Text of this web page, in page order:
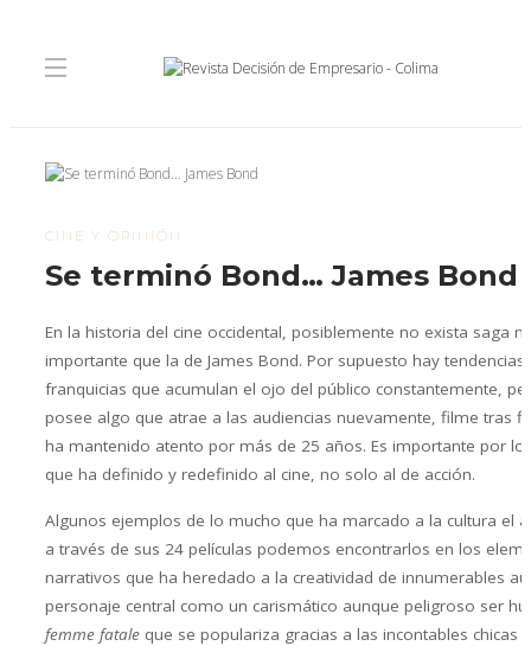
CINE Y OPINIÓN
Se terminó Bond… James Bond
En la historia del cine occidental, posiblemente no exista saga
importante que la de James Bond. Por supuesto hay tendencias
franquicias que acumulan el ojo del público constantemente,
posee algo que atrae a las audiencias nuevamente, filme tras
ha mantenido atento por más de 25 años. Es importante por lo
que ha definido y redefinido al cine, no solo al de acción.
Algunos ejemplos de lo mucho que ha marcado a la cultura el
a través de sus 24 películas podemos encontrarlos en los
narrativos que ha heredado a la creatividad de innumerables
personaje central como un carismático aunque peligroso ser
femme fatale que se populariza gracias a las incontables chicas